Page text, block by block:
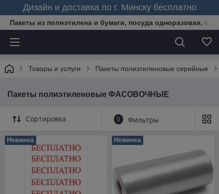
Дизайн и доставка по г. Минску бесплатно
Пакеты из полиэтилена и бумаги, посуда одноразовая,
Товары и услуги Пакеты полиэтиленовые серийные
Пакеты полиэтиленовые ФАСОВОЧНЫЕ
Сортировка 0 Фильтры
Новинка Новинка